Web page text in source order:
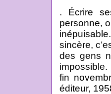
. Écrire
personne,
sincère,
des gens
fin
éditeur,